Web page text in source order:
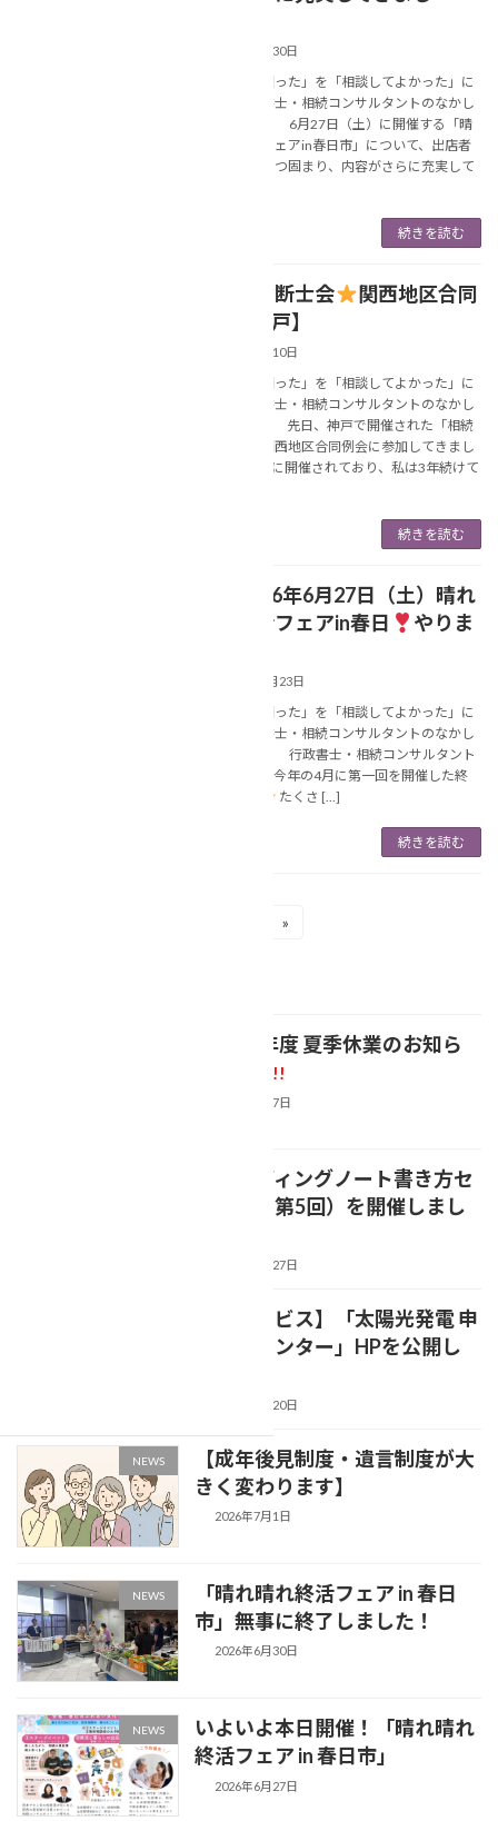
2026年1月30日
あなたの「困った」を「相談してよかった」に
変える行政書士・相続コンサルタントのなかし
ま美春です。 6月27日（土）に開催する「晴
れ晴れ終活フェアin春日市」について、出店者
情報が少しずつ固まり、内容がさらに充実して
続きを読む
【相続診断士会
関西地区合同
例会@神戸】
2026年1月10日
あなたの「困った」を「相談してよかった」に
変える行政書士・相続コンサルタントのなかし
ま美春です。 先日、神戸で開催された「相続
診断士」の関西地区合同例会に参加してきまし
た。 毎年1月に開催されており、私は3年続けて
続きを読む
2026年6月27日（土）晴れ
晴れ終活フェアin春日
やりま
2025年12月23日
あなたの「困った」を「相談してよかった」に
変える行政書士・相続コンサルタントのなかし
ま美春です。 行政書士・相続コンサルタント
の中島です。今年の4月に第一回を開催した終
たくさ […]
続きを読む
»
【2026年度 夏季休業のお知ら
新着!!
2026年8月7日
【エンディングノート書き方セ
ミナー（第5回）を開催しまし
2026年7月27日
【新サービス】「太陽光発電 申
請代行センター」HPを公開し
2026年7月20日
NEWS
【成年後見制度・遺言制度が大
きく変わります】
2026年7月1日
NEWS
「晴れ晴れ終活フェア in 春日
市」無事に終了しました！
2026年6月30日
NEWS
いよいよ本日開催！「晴れ晴れ
終活フェア in 春日市」
2026年6月27日